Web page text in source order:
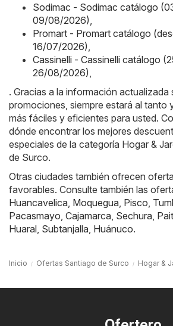
Sodimac - Sodimac catálogo
09/08/2026)
Promart - Promart catálogo
16/07/2026)
Cassinelli - Cassinelli catálogo
26/08/2026)
. Gracias a la información
promociones, siempre estará al tanto
más fáciles y eficientes para usted.
dónde encontrar los mejores
especiales de la categoría Hogar &
de Surco.
Otras ciudades también ofrecen
favorables. Consulte también las
Huancavelica Moquegua Pisco
Pacasmayo Cajamarca Sechura
Huaral Subtanjalla Huánuco.
Inicio Ofertas Santiago de Surco Hogar &